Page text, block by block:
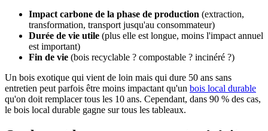
Impact carbone de la phase de production (extraction,
transformation, transport jusqu'au consommateur)
Durée de vie utile (plus elle est longue, moins l'impact annuel
est important)
Fin de vie (bois recyclable ? compostable ? incinéré ?)
Un bois exotique qui vient de loin mais qui dure 50 ans sans
entretien peut parfois être moins impactant qu'un bois local durable
qu'on doit remplacer tous les 10 ans. Cependant, dans 90 % des cas,
le bois local durable gagne sur tous les tableaux.